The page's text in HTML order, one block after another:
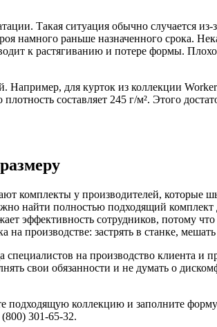
Такая ситуация обычно случается
раньше назначенного срока.
к растягиванию и потере формы.
для курток из коллекции
составляет 245 г/м². Этого
комплекты у производителей, которые
найти полностью подходящий
эффективность сотрудников, потому
производстве: застрять в станке,
специалистов на производство клиента
свои обязанности и не думать о
подходящую коллекцию и заполните
301-65-32.